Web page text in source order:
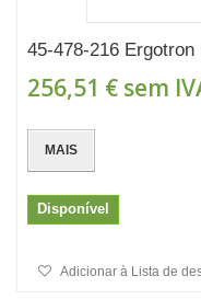
45-478-216
256,51 € sem
MAIS
Disponível
Adicionar à Lista de